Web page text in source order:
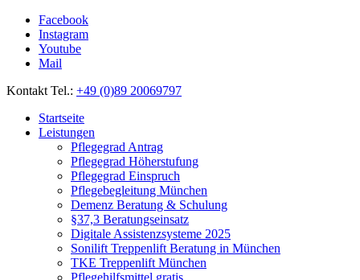
Facebook
Instagram
Youtube
Mail
Kontakt Tel.: +49 (0)89 20069797
Startseite
Leistungen
Pflegegrad Antrag
Pflegegrad Höherstufung
Pflegegrad Einspruch
Pflegebegleitung München
Demenz Beratung & Schulung
§37,3 Beratungseinsatz
Digitale Assistenzsysteme 2025
Sonilift Treppenlift Beratung in München
TKE Treppenlift München
Pflegehilfsmittel gratis